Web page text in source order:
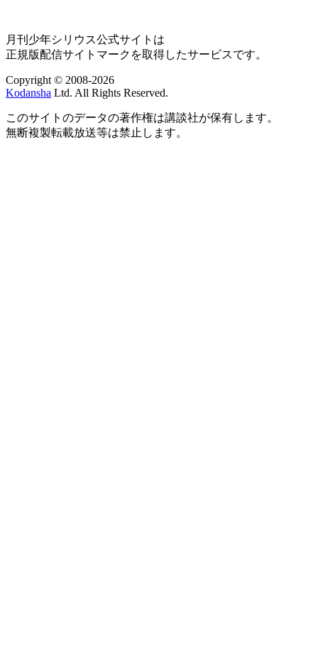
月刊少年シリウス公式サイトは
正規版配信サイトマークを取得したサービスです。
Copyright © 2008-2026
Kodansha Ltd. All Rights Reserved.
このサイトのデータの著作権は講談社が保有します。
無断複製転載放送等は禁止します。